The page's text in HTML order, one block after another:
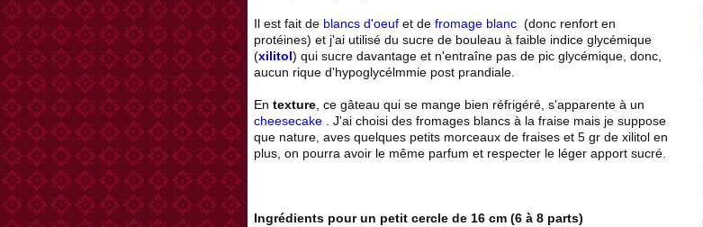
Il est fait de blancs d'oeuf et de fromage blanc (donc renfort en
protéines) et j'ai utilisé du sucre de bouleau à faible indice glycémique
(xilitol) qui sucre davantage et n'entraîne pas de pic glycémique, donc,
aucun rique d'hypoglycélmmie post prandiale.
En texture , ce gâteau qui se mange bien réfrigéré, s'apparente à un
cheesecake
. J'ai choisi des fromages blancs à la fraise mais je suppose
que nature, aves quelques petits morceaux de fraises et 5 gr de xilitol en
plus, on pourra avoir le même parfum et respecter le léger apport sucré.
Ingrédients pour un petit cercle de 16 cm (6 à 8 parts)